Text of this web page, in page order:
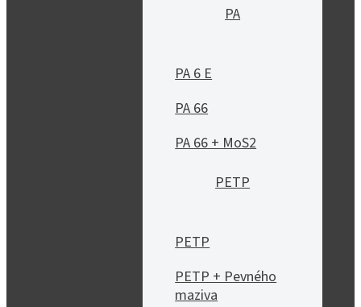
PA
PA 6 E
PA 66
PA 66 + MoS2
PETP
PETP
PETP + Pevného
maziva